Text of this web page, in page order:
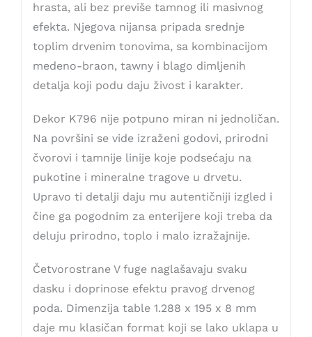
hrasta, ali bez previše tamnog ili masivnog
efekta. Njegova nijansa pripada srednje
toplim drvenim tonovima, sa kombinacijom
medeno-braon, tawny i blago dimljenih
detalja koji podu daju živost i karakter.
Dekor K796 nije potpuno miran ni jednoličan.
Na površini se vide izraženi godovi, prirodni
čvorovi i tamnije linije koje podsećaju na
pukotine i mineralne tragove u drvetu.
Upravo ti detalji daju mu autentičniji izgled i
čine ga pogodnim za enterijere koji treba da
deluju prirodno, toplo i malo izražajnije.
Četvorostrane V fuge naglašavaju svaku
dasku i doprinose efektu pravog drvenog
poda. Dimenzija table 1.288 x 195 x 8 mm
daje mu klasičan format koji se lako uklapa u